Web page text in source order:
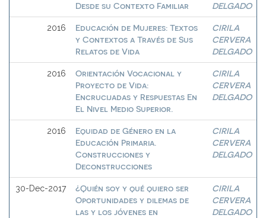
Desde su Contexto Familiar
DELGADO
2016
Educación de Mujeres: Textos
y Contextos a Través de Sus
Relatos de Vida
CIRILA
CERVERA
DELGADO
2016
Orientación Vocacional y
Proyecto de Vida:
Encrucijadas y Respuestas En
El Nivel Medio Superior.
CIRILA
CERVERA
DELGADO
2016
Equidad de Género en la
Educación Primaria.
Construcciones y
Deconstrucciones
CIRILA
CERVERA
DELGADO
30-Dec-2017
¿Quién soy y qué quiero ser
Oportunidades y dilemas de
las y los jóvenes en
CIRILA
CERVERA
DELGADO